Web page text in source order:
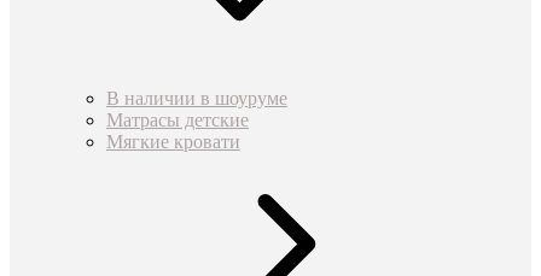
В наличии в шоуруме
Матрасы детские
Мягкие кровати